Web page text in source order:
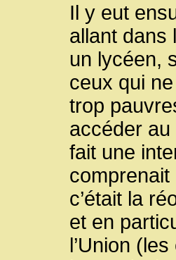
Il y eut
allant dans
un lycéen,
ceux qui
trop
accéder au
fait une
c’était la
et en
l’Union